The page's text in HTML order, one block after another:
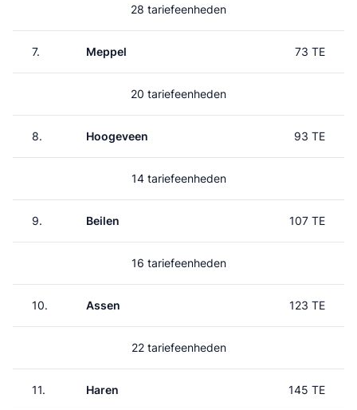
28 tariefeenheden
7. Meppel 73 TE
20 tariefeenheden
8. Hoogeveen 93 TE
14 tariefeenheden
9. Beilen 107 TE
16 tariefeenheden
10. Assen 123 TE
22 tariefeenheden
11. Haren 145 TE